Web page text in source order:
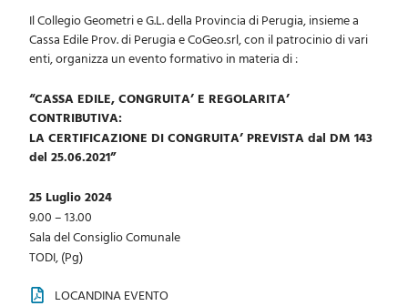
Il Collegio Geometri e G.L. della Provincia di Perugia, insieme a
Cassa Edile Prov. di Perugia e CoGeo.srl, con il patrocinio di vari
enti, organizza un evento formativo in materia di :
“CASSA EDILE, CONGRUITA’ E REGOLARITA’
CONTRIBUTIVA:
LA CERTIFICAZIONE DI CONGRUITA’ PREVISTA dal DM 143
del 25.06.2021”
25 Luglio 2024
9.00 – 13.00
Sala del Consiglio Comunale
TODI, (Pg)
LOCANDINA EVENTO